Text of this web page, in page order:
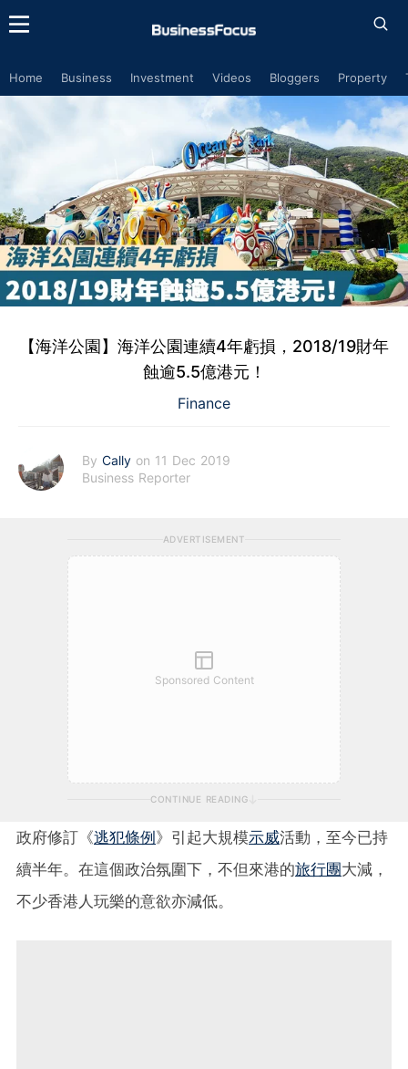
Home Business Investment Videos Bloggers Property
【海洋公園】海洋公園連續4年虧損，2018/19財年
蝕逾5.5億港元！
Finance
By Cally on 11 Dec 2019
Business Reporter
ADVERTISEMENT
Sponsored Content
CONTINUE READING
政府修訂《逃犯條例》引起大規模示威活動，至今已持
續半年。在這個政治氛圍下，不但來港的旅行團大減，
不少香港人玩樂的意欲亦減低。